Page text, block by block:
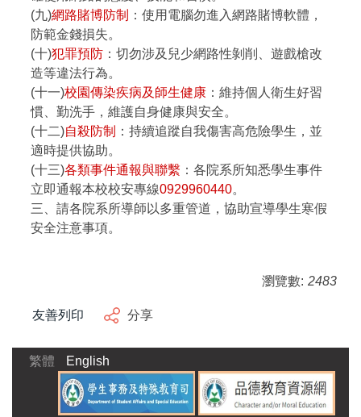
(九)網路賭博防制
：使用電腦勿進入網路賭博軟體，
防範金錢損失。
(十)犯罪預防 ：切勿涉及兒少網路性剝削、遊戲槍改
造等違法行為。
(十一)校園傳染疾病及師生健康 ：維持個人衛生好習
慣、勤洗手，維護自身健康與安全。
(十二)自殺防制
：持續追蹤自我傷害高危險學生，並
適時提供協助。
(十三)各類事件通報與聯繫 ：各院系所知悉學生事件
立即通報本校校安專線0929960440。
三、請各院系所導師以多重管道，協助宣導學生寒假
安全注意事項。
瀏覽數: 2483
友善列印 分享
繁體 English